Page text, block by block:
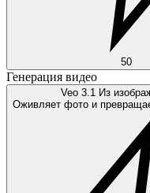
50
Генерация видео
Veo 3.1 Из
Оживляет фото и